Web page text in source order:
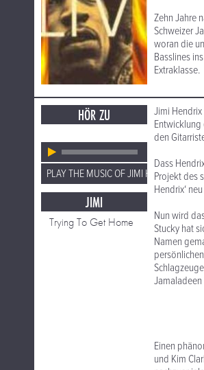
Zehn Jahre
Schweizer
woran die
Basslines
Extraklasse.
HÖR ZU
PLAY THE MUSIC OF JIMI HENDRIX
JIMI
Trying To Get Home
Jimi
Entwicklung
den
Dass
Projekt des
Hendrix‘
Nun wird
Stucky hat
Namen
Einen
und Kim